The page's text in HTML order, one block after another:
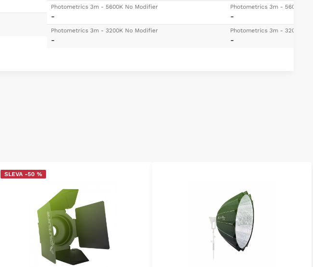
Photometrics 3m - 5600K No Modifier
-
Photometrics 3m - 3200K No Modifier
-
Photometrics 3m - 5600K
-
Photometrics 3m - 3200K
-
SLEVA -50 %